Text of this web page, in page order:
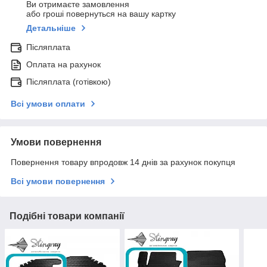
Ви отримаєте замовлення
або гроші повернуться на вашу картку
Детальніше
Післяплата
Оплата на рахунок
Післяплата (готівкою)
Всі умови оплати
Умови повернення
Повернення товару впродовж 14 днів за рахунок покупця
Всі умови повернення
Подібні товари компанії